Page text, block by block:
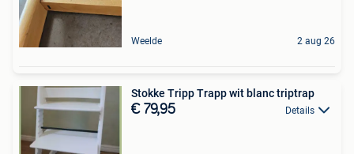
Weelde 2 aug 26
Stokke Tripp Trapp wit blanc triptrap
€ 79,95 Details